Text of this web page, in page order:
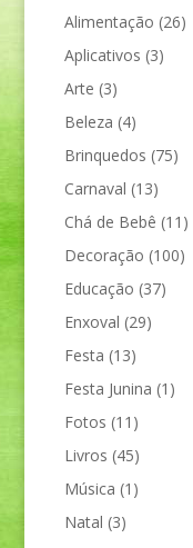
Alimentação (26)
Aplicativos (3)
Arte (3)
Beleza (4)
Brinquedos (75)
Carnaval (13)
Chá de Bebê (11)
Decoração (100)
Educação (37)
Enxoval (29)
Festa (13)
Festa Junina (1)
Fotos (11)
Livros (45)
Música (1)
Natal (3)